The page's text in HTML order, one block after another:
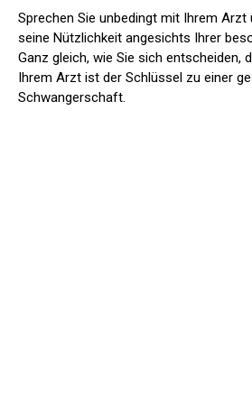
Sprechen Sie unbedingt mit Ihrem Arzt
seine Nützlichkeit angesichts Ihrer
Ganz gleich, wie Sie sich entscheiden,
Ihrem Arzt ist der Schlüssel zu einer
Schwangerschaft.